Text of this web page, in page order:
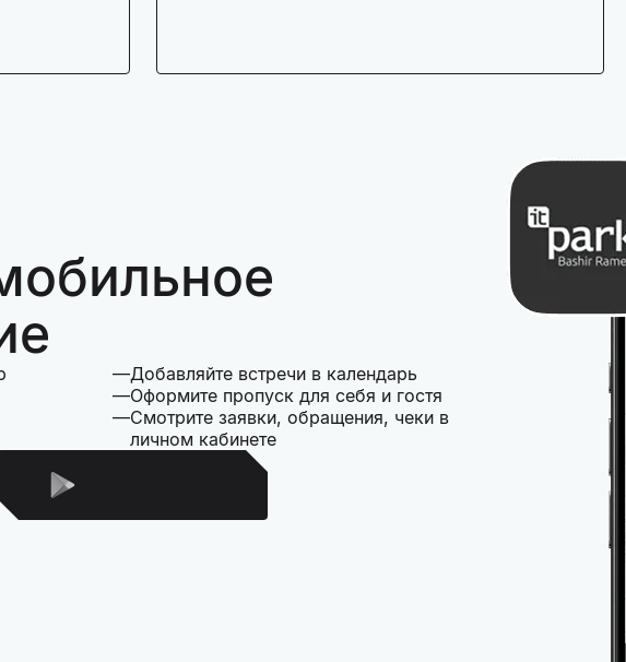
Добавляйте встречи в календарь
Оформите пропуск для себя и гостя
Смотрите заявки, обращения, чеки в
личном кабинете